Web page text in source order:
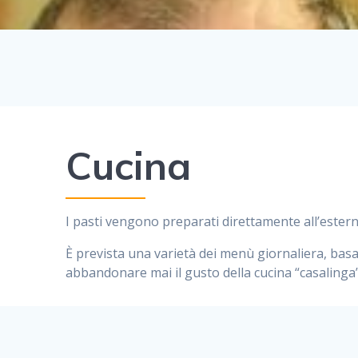
Cucina
I pasti vengono preparati direttamente
È prevista una varietà dei menù giornaliera,
abbandonare mai il gusto della cucina